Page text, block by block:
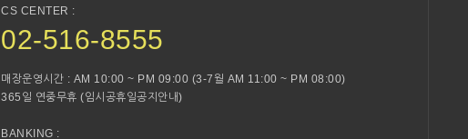
CS CENTER :
02-516-8555
매장운영시간 : AM 10:00 ~ PM 09:00 (3-7월 AM 11:00 ~ PM 08:00)
365일 연중무휴 (임시공휴일공지안내)
BANKING :